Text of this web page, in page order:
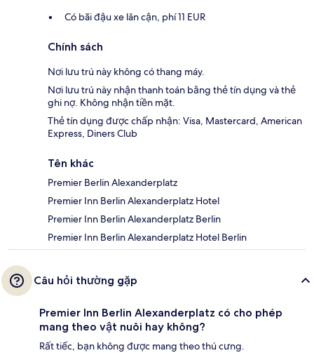
Có bãi đậu xe lân cận, phí 11 EUR
Chính sách
Nơi lưu trú này không có thang máy.
Nơi lưu trú này nhận thanh toán bằng thẻ tín dụng và thẻ
ghi nợ. Không nhận tiền mặt.
Thẻ tín dụng được chấp nhận: Visa, Mastercard, American
Express, Diners Club
Tên khác
Premier Berlin Alexanderplatz
Premier Inn Berlin Alexanderplatz Hotel
Premier Inn Berlin Alexanderplatz Berlin
Premier Inn Berlin Alexanderplatz Hotel Berlin
Câu hỏi thường gặp
Premier Inn Berlin Alexanderplatz có cho phép
mang theo vật nuôi hay không?
Rất tiếc, bạn không được mang theo thú cưng.